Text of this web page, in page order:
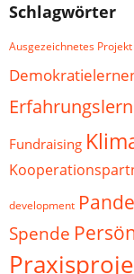
Schlagwörter
Ausgezeichnetes Projekt
Fundraising
development
Spende